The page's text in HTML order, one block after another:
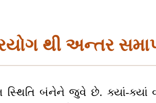
થી અન્તર
સ્થિતિ બંનેને જુવે છે. ક્યાં-ક્યાં